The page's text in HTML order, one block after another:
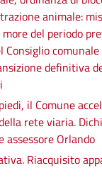
animale:
del periodo
Consiglio
definitiva
il Comune
rete viaria.
assessore Orlando
Riacquisito